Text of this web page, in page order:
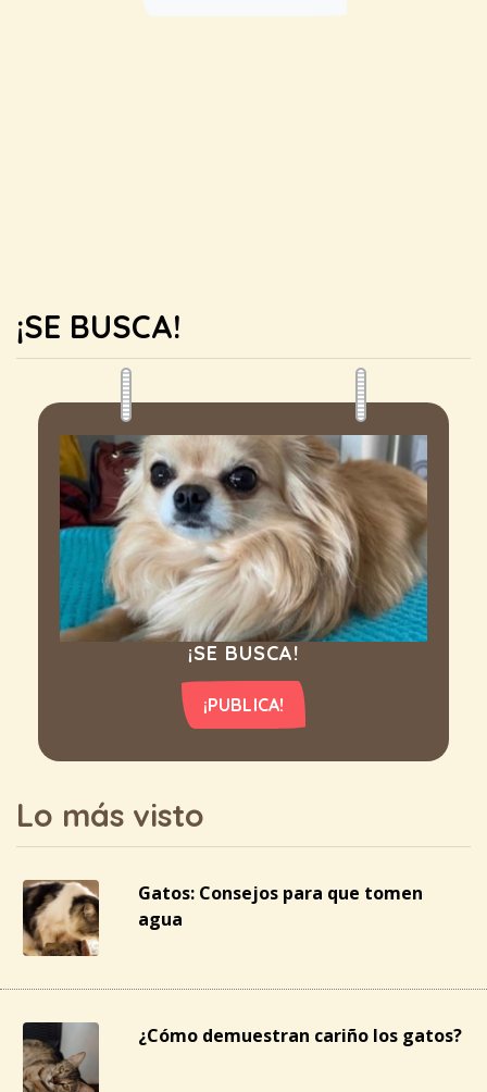
¡SE BUSCA!
¡SE BUSCA!
¡PUBLICA!
Lo más visto
Gatos: Consejos para que tomen
agua
¿Cómo demuestran cariño los gatos?